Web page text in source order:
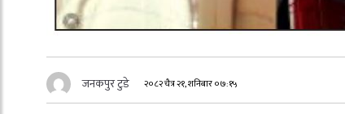
जनकपुर टुडे २०८२ चैत्र २१, शनिबार ०७:१५